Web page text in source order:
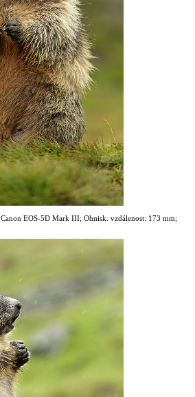
Canon EOS-5D Mark III; Ohnisk. vzdálenost: 173 mm;